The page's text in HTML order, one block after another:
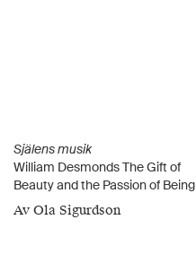
Själens musik
William Desmonds The Gift of
Beauty and the Passion of Being
Av Ola Sigurdson